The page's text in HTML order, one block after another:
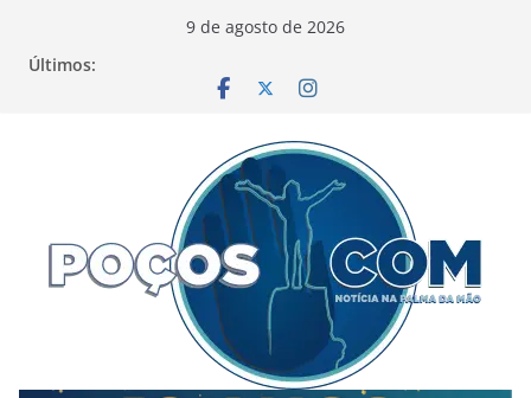
9 de agosto de 2026
Últimos: